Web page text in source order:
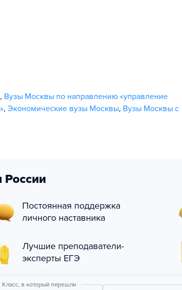
, Вузы Москвы по направлению «управление
, Экономические вузы Москвы, Вузы Москвы с
России
Постоянная поддержка
личного наставника
Лучшие преподаватели-
эксперты ЕГЭ
Класс, в который перешли